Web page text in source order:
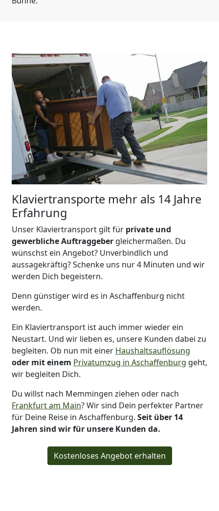
Klaviertransporte mehr als 14 Jahre
Erfahrung
Unser Klaviertransport gilt für private und
gewerbliche Auftraggeber gleichermaßen. Du
wünschst ein Angebot? Unverbindlich und
aussagekräftig? Schenke uns nur 4 Minuten und wir
werden Dich begeistern.
Denn günstiger wird es in Aschaffenburg nicht
werden.
Ein Klaviertransport ist auch immer wieder ein
Neustart. Und wir lieben es, unsere Kunden dabei zu
begleiten. Ob nun mit einer Haushaltsauflösung
oder mit einem Privatumzug in Aschaffenburg geht,
wir begleiten Dich.
Du willst nach Memmingen ziehen oder nach
Frankfurt am Main? Wir sind Dein perfekter Partner
für Deine Reise in Aschaffenburg. Seit über 14
Jahren sind wir für unsere Kunden da.
Kostenloses Angebot erhalten